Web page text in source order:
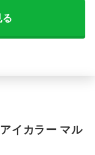
アイカラー マル